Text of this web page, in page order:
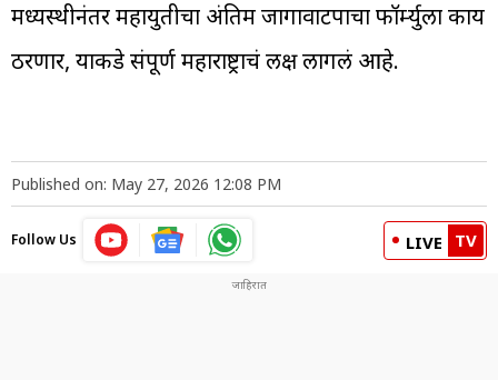
मध्यस्थीनंतर महायुतीचा अंतिम जागावाटपाचा फॉर्म्युला काय
ठरणार, याकडे संपूर्ण महाराष्ट्राचं लक्ष लागलं आहे.
Published on: May 27, 2026 12:08 PM
Follow Us LIVE TV